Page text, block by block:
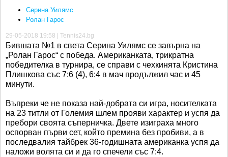
Серина Уилямс
Ролан Гарос
29-05-2018 19:58 | Tennis24.bg
Бившата №1 в света Серина Уилямс се завърна на
„Ролан Гарос“ с победа. Американката, трикратна
победителка в турнира, се справи с чехкинята Кристина
Плишкова със 7:6 (4), 6:4 в мач продължил час и 45
минути.
Въпреки че не показа най-добрата си игра, носителката
на 23 титли от Големия шлем прояви характер и успя да
пребори своята съперничка. Двете изиграха много
оспорван първи сет, който премина без пробиви, а в
последвалия тайбрек 36-годишната американка успя да
наложи волята си и да го спечели със 7:4.